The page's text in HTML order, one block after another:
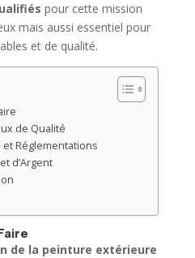
pour cette mission
mais aussi essentiel pour
et de qualité.
de Qualité
Réglementations
d’Argent
de la peinture extérieure